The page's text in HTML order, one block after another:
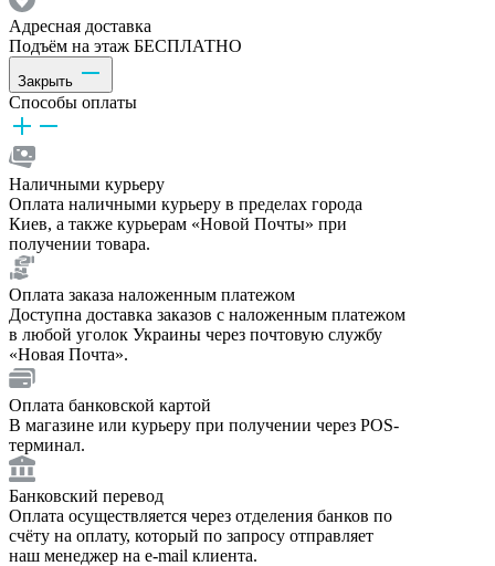
Адресная доставка
Подъём на этаж БЕСПЛАТНО
Закрыть
Способы оплаты
Наличными курьеру
Оплата наличными курьеру в пределах города
Киев, а также курьерам «Новой Почты» при
получении товара.
Оплата заказа наложенным платежом
Доступна доставка заказов с наложенным платежом
в любой уголок Украины через почтовую службу
«Новая Почта».
Оплата банковской картой
В магазине или курьеру при получении через POS-
терминал.
Банковский перевод
Оплата осуществляется через отделения банков по
счёту на оплату, который по запросу отправляет
наш менеджер на e-mail клиента.